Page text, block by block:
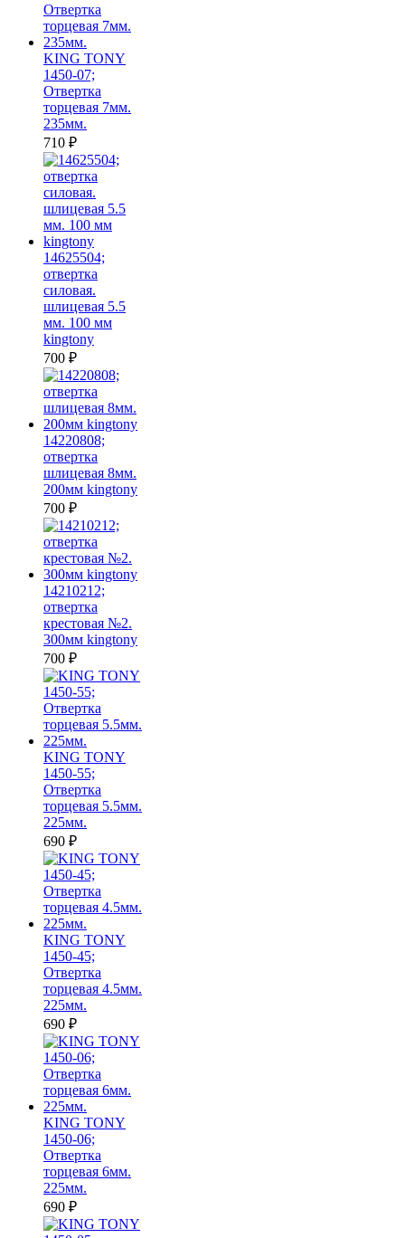
KING TONY
1450-07;
Отвертка
торцевая 7мм.
235мм.
710 ₽
14625504;
отвертка
силовая.
шлицевая 5.5
мм. 100 мм
kingtony
700 ₽
14220808;
отвертка
шлицевая 8мм.
200мм kingtony
700 ₽
14210212;
отвертка
крестовая №2.
300мм kingtony
700 ₽
KING TONY
1450-55;
Отвертка
торцевая 5.5мм.
225мм.
690 ₽
KING TONY
1450-45;
Отвертка
торцевая 4.5мм.
225мм.
690 ₽
KING TONY
1450-06;
Отвертка
торцевая 6мм.
225мм.
690 ₽